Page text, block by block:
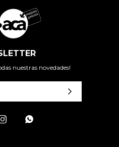
nuestras novedades!
